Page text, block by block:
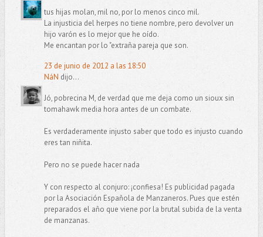
tus hijas molan, mil no, por lo menos cinco mil.
La injusticia del herpes no tiene nombre, pero devolver un
hijo varón es lo mejor que he oído.
Me encantan por lo "extraña pareja que son.
23 de junio de 2012 a las 18:50
NáN dijo...
Jó, pobrecina M, de verdad que me deja como un sioux sin
tomahawk media hora antes de un combate.
Es verdaderamente injusto saber que todo es injusto cuando
eres tan niñita.
Pero no se puede hacer nada
Y con respecto al conjuro: ¡confiesa! Es publicidad pagada
por la Asociación Española de Manzaneros. Pues que estén
preparados el año que viene por la brutal subida de la venta
de manzanas.